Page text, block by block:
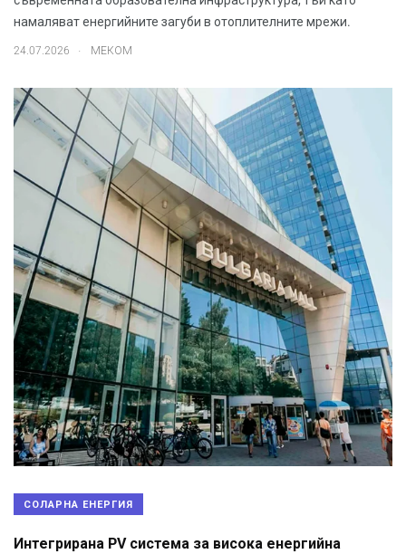
намаляват енергийните загуби в отоплителните мрежи.
24.07.2026 . МЕКОМ
СОЛАРНА ЕНЕРГИЯ
Интегрирана PV система за висока енергийна